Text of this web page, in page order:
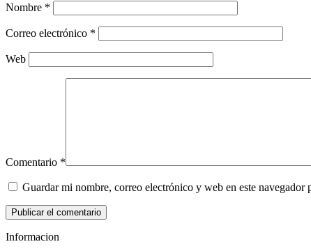
Nombre *
Correo electrónico *
Web
Comentario *
Guardar mi nombre, correo electrónico y web en este navegador
Informacion